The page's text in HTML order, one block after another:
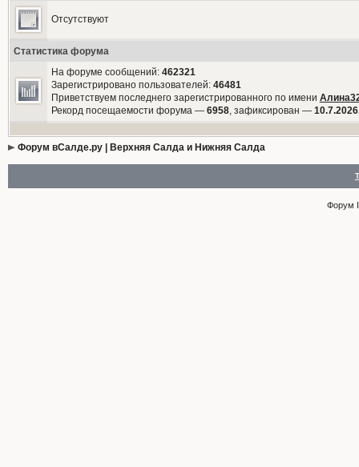
Отсутствуют
Статистика форума
На форуме сообщений: 462321
Зарегистрировано пользователей: 46481
Приветствуем последнего зарегистрированного по имени
Рекорд посещаемости форума — 6958, зафиксирован —
Форум вСалде.ру | Верхняя Салда и Нижняя Салда
Форум